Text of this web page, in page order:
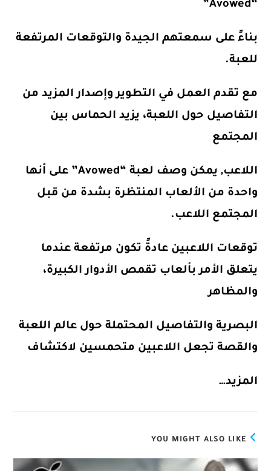
“Avowed”
بناءً على سمعتهم الجيدة والتوقعات المرتفعة
للعبة.
مع تقدم العمل في التطوير وإصدار المزيد من
التفاصيل حول اللعبة، يزيد الحماس بين
المجتمع
اللاعب, يمكن وصف لعبة “Avowed” على أنها
واحدة من الألعاب المنتظرة بشدة من قبل
المجتمع اللاعب.
توقعات اللاعبين عادةً تكون مرتفعة عندما
يتعلق الأمر بألعاب تقمص الأدوار الكبيرة،
والمظاهر
البصرية والتفاصيل المحتملة حول عالم اللعبة
والقصة تجعل اللاعبين متحمسين لاكتشاف
المزيد…
YOU MIGHT ALSO LIKE